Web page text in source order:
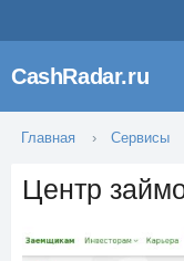
CashRadar.ru
Главная Сервисы
Центр